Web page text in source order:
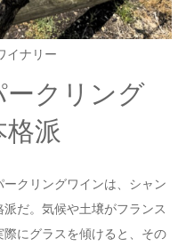
イナリー
ークリング
派
クリングワインは、シャン
だ。気候や土壌がフランス
にグラスを傾けると、その